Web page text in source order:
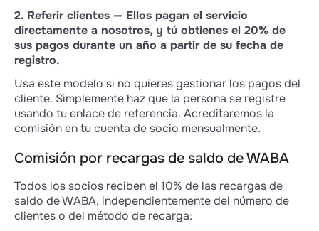
2. Referir clientes — Ellos pagan el servicio
directamente a nosotros, y tú obtienes el 20% de
sus pagos durante un año a partir de su fecha de
registro.
Usa este modelo si no quieres gestionar los pagos del
cliente. Simplemente haz que la persona se registre
usando tu enlace de referencia. Acreditaremos la
comisión en tu cuenta de socio mensualmente.
Comisión por recargas de saldo de WABA
Todos los socios reciben el 10% de las recargas de
saldo de WABA, independientemente del número de
clientes o del método de recarga: